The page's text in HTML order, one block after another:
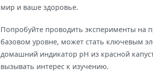
мир и ваше здоровье.
Попробуйте проводить эксперименты на
базовом уровне, может стать ключевым
домашний индикатор pH из красной
вызывать интерес к изучению.